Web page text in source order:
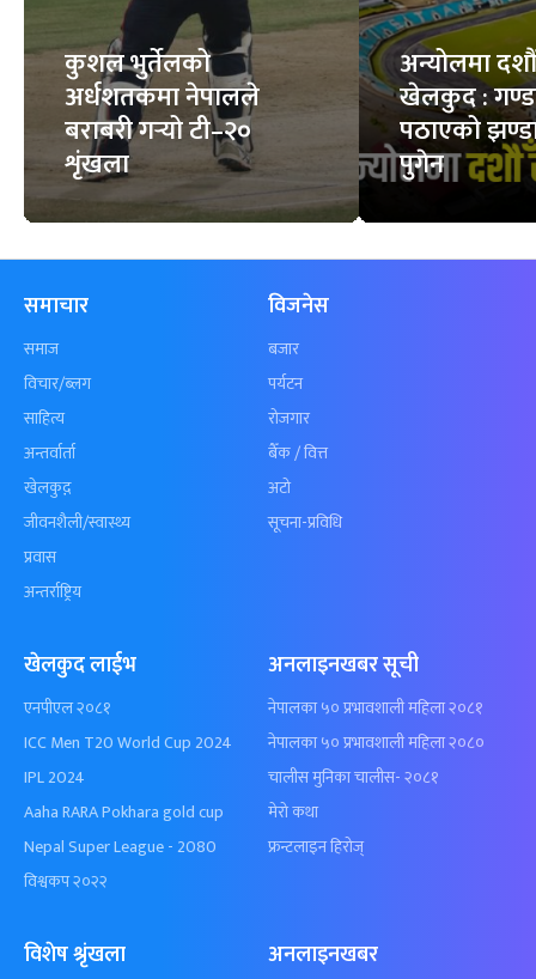
कुशल भुर्तेलको
अर्धशतकमा नेपालले
बराबरी गर्‍यो टी–२०
शृंखला
अन्योलमा दशौँ
खेलकुद :
पठाएको
पुगेन
समाचार
समाज
विचार/ब्लग
साहित्य
अन्तर्वार्ता
खेलकुद़़
जीवनशैली/स्वास्थ्य
प्रवास
अन्तर्राष्ट्रिय
विजनेस
बजार
पर्यटन
रोजगार
बैँक / वित्त
अटो
सूचना-प्रविधि
खेलकुद लाईभ
एनपीएल २०८१
ICC Men T20 World Cup 2024
IPL 2024
Aaha RARA Pokhara gold cup
Nepal Super League - 2080
विश्वकप २०२२
अनलाइनखबर सूची
नेपालका ५० प्रभावशाली महिला २०८१
नेपालका ५० प्रभावशाली महिला २०८०
चालीस मुनिका चालीस- २०८१
मेरो कथा
फ्रन्टलाइन हिरोज्
विशेष श्रृंखला अनलाइनखबर